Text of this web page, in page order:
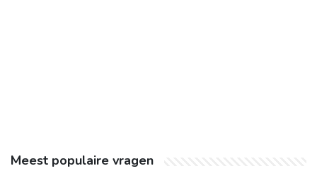
Meest populaire vragen